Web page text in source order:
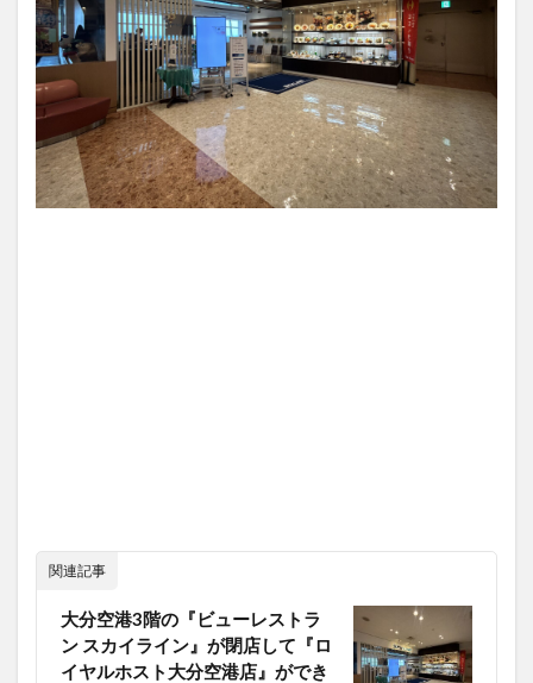
関連記事
大分空港3階の『ビューレストラ
ン スカイライン』が閉店して『ロ
イヤルホスト大分空港店』ができ